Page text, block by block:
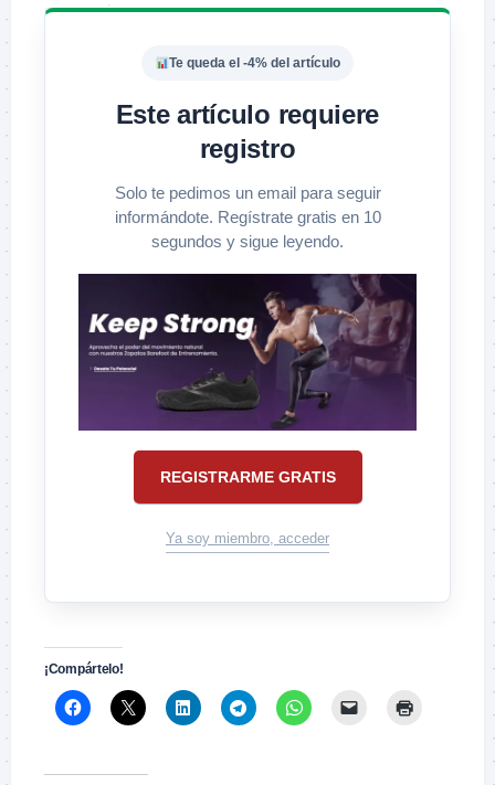
sus propias armas.
Te queda el -4% del artículo
Este artículo requiere
registro
Solo te pedimos un email para seguir
informándote. Regístrate gratis en 10
segundos y sigue leyendo.
REGISTRARME GRATIS
Ya soy miembro, acceder
¡Compártelo!